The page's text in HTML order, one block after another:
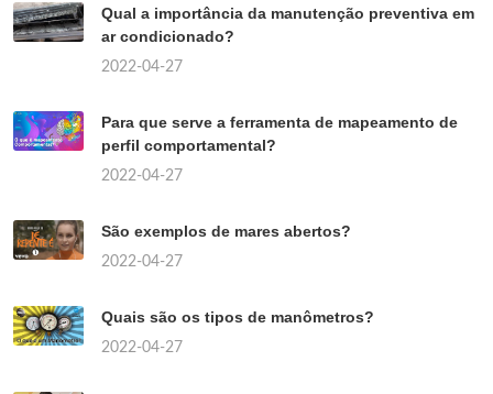
Qual a importância da manutenção preventiva em
ar condicionado?
2022-04-27
Para que serve a ferramenta de mapeamento de
perfil comportamental?
2022-04-27
São exemplos de mares abertos?
2022-04-27
Quais são os tipos de manômetros?
2022-04-27